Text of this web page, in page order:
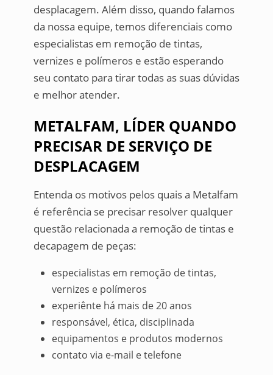
desplacagem. Além disso, quando falamos
da nossa equipe, temos diferenciais como
especialistas em remoção de tintas,
vernizes e polímeros e estão esperando
seu contato para tirar todas as suas dúvidas
e melhor atender.
METALFAM, LÍDER QUANDO
PRECISAR DE SERVIÇO DE
DESPLACAGEM
Entenda os motivos pelos quais a Metalfam
é referência se precisar resolver qualquer
questão relacionada a remoção de tintas e
decapagem de peças:
especialistas em remoção de tintas,
vernizes e polímeros
experiênte há mais de 20 anos
responsável, ética, disciplinada
equipamentos e produtos modernos
contato via e-mail e telefone